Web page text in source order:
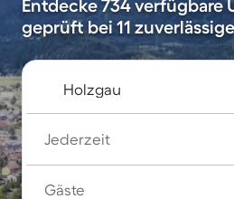
Entdecke 734 verfügbare
geprüft bei 11
Jederzeit
Gäste